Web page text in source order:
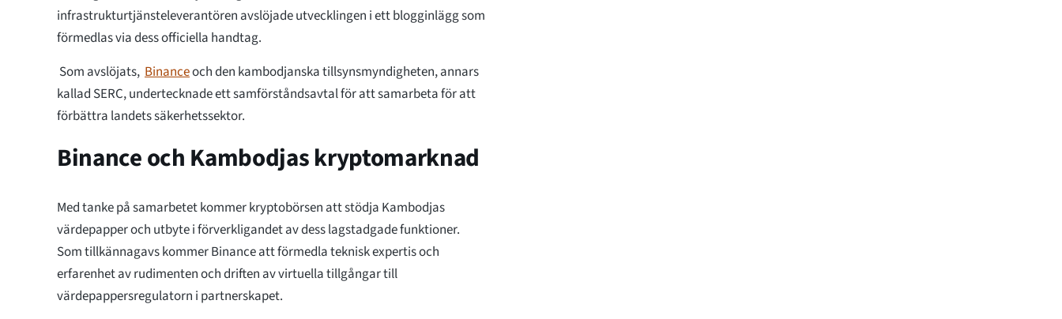
infrastrukturtjänsteleverantören avslöjade utvecklingen i ett blogginlägg som
förmedlas via dess officiella handtag.
Som avslöjats, Binanceoch den kambodjanska tillsynsmyndigheten, annars
kallad SERC, undertecknade ett samförståndsavtal för att samarbeta för att
förbättra landets säkerhetssektor.
Binance och Kambodjas kryptomarknad
Med tanke på samarbetet kommer kryptobörsen att stödja Kambodjas
värdepapper och utbyte i förverkligandet av dess lagstadgade funktioner.
Som tillkännagavs kommer Binance att förmedla teknisk expertis och
erfarenhet av rudimenten och driften av virtuella tillgångar till
värdepappersregulatorn i partnerskapet.